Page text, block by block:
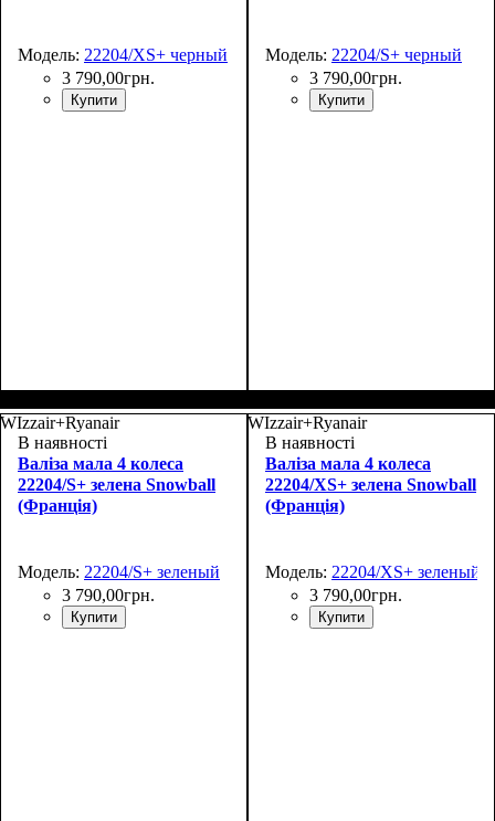
Модель: 22204/XS+ черный
3 790,00грн.
Купити
48х30х20+5
Модель: 22204/S+ черный
3 790,00грн.
Купити
55х37х20+4
WIzzair+Ryanair
В наявності
Валіза мала 4 колеса
22204/S+ зелена Snowball
(Франція)
Модель: 22204/S+ зеленый
3 790,00грн.
Купити
WIzzair+Ryanair
В наявності
Валіза мала 4 колеса
22204/XS+ зелена Snowball
(Франція)
Модель: 22204/XS+ зеленый
3 790,00грн.
Купити